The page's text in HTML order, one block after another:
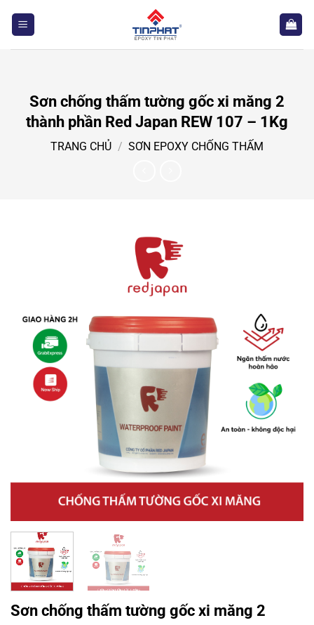
Sơn chống thấm tường gốc xi măng 2
thành phần Red Japan REW 107 – 1Kg
TRANG CHỦ / SƠN EPOXY CHỐNG THẤM
Sơn chống thấm tường gốc xi măng 2